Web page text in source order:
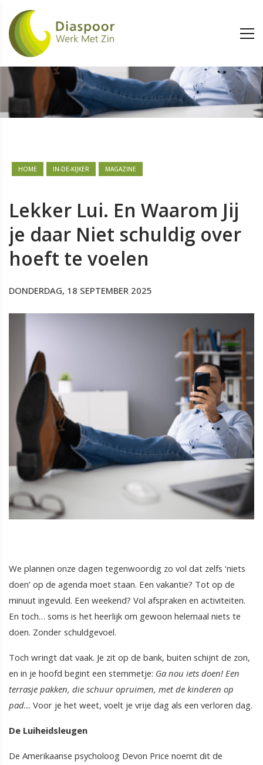
HOME IN-DE-KIJKER MAGAZINE
Lekker Lui. En Waarom Jij
je daar Niet schuldig over
hoeft te voelen
DONDERDAG, 18 SEPTEMBER 2025
We plannen onze dagen tegenwoordig zo vol dat zelfs ‘niets
doen’ op de agenda moet staan. Een vakantie? Tot op de
minuut ingevuld. Een weekend? Vol afspraken en activiteiten.
En toch… soms is het heerlijk om gewoon helemaal niets te
doen. Zonder schuldgevoel.
Toch wringt dat vaak. Je zit op de bank, buiten schijnt de zon,
en in je hoofd begint een stemmetje: Ga nou iets doen! Een
terrasje pakken, die schuur opruimen, met de kinderen op
pad… Voor je het weet, voelt je vrije dag als een verloren dag.
De Luiheidsleugen
De Amerikaanse psycholoog Devon Price noemt dit de